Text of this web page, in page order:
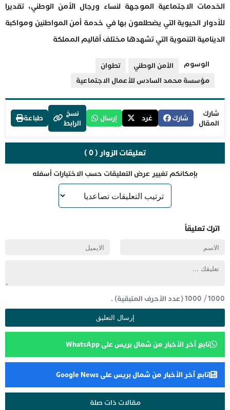
الخدمات الاجتماعية الموجهة لنساء ورجال الأمن الوطني، تقديرا
للأدوار الحيوية التي يضطلعون بها في خدمة أمن المواطنين ومواكبة
الدينامية التنموية التي تشهدها مختلف أقاليم المملكة
الوسوم الأمن الوطني
تطوان
مؤسسة محمد السادس للأعمال الاجتماعية
شارك
المقال
شارك غرد إرسال
نسخ
الرابط
طباعة
تعليقات الزوار ( 0 )
بإمكانكم تغيير عرض التعليقات حسب الاختيارات أسفله
اترك تعليقاً
1000
/
1000(عدد الأحرف المتبقية) .
تابع آخر الأخبار من شمال بريس على WhatsApp
تابع آخر الأخبار من شمال بريس على Google News
مقالات ذات صلة